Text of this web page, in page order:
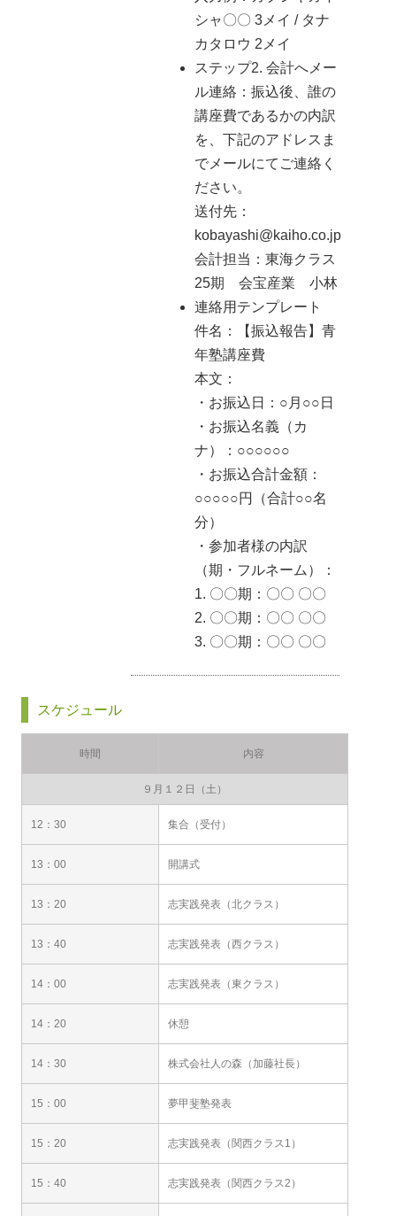
シャ〇〇 3メイ / タナ
カタロウ 2メイ
ステップ2. 会計へメー
ル連絡：振込後、誰の
講座費であるかの内訳
を、下記のアドレスま
でメールにてご連絡く
ださい。
送付先：
kobayashi@kaiho.co.jp
会計担当：東海クラス
25期 会宝産業 小林
連絡用テンプレート
件名：【振込報告】青
年塾講座費
本文：
・お振込日：○月○○日
・お振込名義（カ
ナ）：○○○○○○
・お振込合計金額：
○○○○○円（合計○○名
分）
・参加者様の内訳
（期・フルネーム）：
1. 〇〇期：〇〇 〇〇
2. 〇〇期：〇〇 〇〇
3. 〇〇期：〇〇 〇〇
スケジュール
時間 内容
９月１２日（土）
12：30 集合（受付）
13：00 開講式
13：20 志実践発表（北クラス）
13：40 志実践発表（西クラス）
14：00 志実践発表（東クラス）
14：20 休憩
14：30 株式会社人の森（加藤社長）
15：00 夢甲斐塾発表
15：20 志実践発表（関西クラス1）
15：40 志実践発表（関西クラス2）